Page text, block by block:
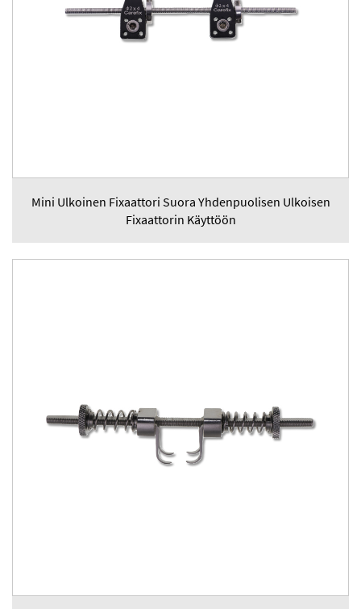
Mini Ulkoinen Fixaattori Suora Yhdenpuolisen Ulkoisen
Fixaattorin Käyttöön